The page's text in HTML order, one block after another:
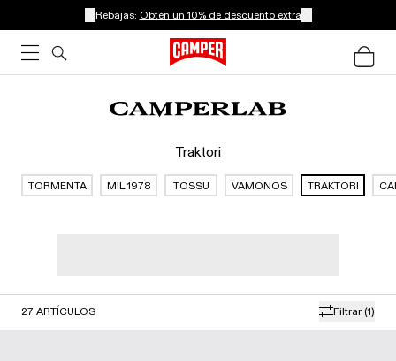
Rebajas: Obtén un 10% de descuento extra
Traktori
TORMENTA MIL 1978 TOSSU VAMONOS TRAKTORI
Filtrar (1)
27 ARTÍCULOS